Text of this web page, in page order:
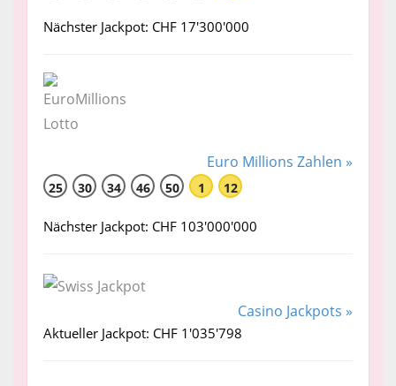
Nächster Jackpot: CHF 17'300'000
Euro Millions Zahlen »
25 30 34 46 50 1 12
Nächster Jackpot: CHF 103'000'000
Casino Jackpots »
Aktueller Jackpot: CHF 1'035'798